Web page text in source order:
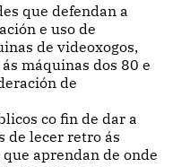
que defendan a
e uso de
de videoxogos,
máquinas dos 80 e
de
co fin de dar a
de lecer retro ás
aprendan de onde